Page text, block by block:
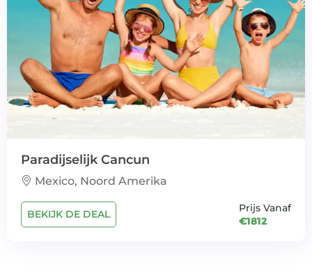
Paradijselijk Cancun
Mexico, Noord Amerika
BEKIJK DE DEAL
Prijs Vanaf
€1812